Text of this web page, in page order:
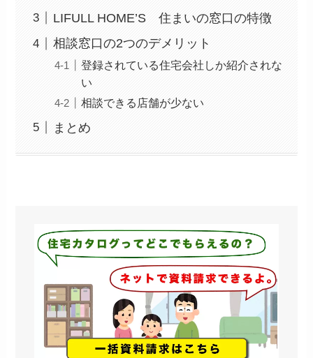
LIFULL HOME’S 住まいの窓口の特徴
相談窓口の2つのデメリット
登録されている住宅会社しか紹介されな
い
相談できる店舗が少ない
まとめ